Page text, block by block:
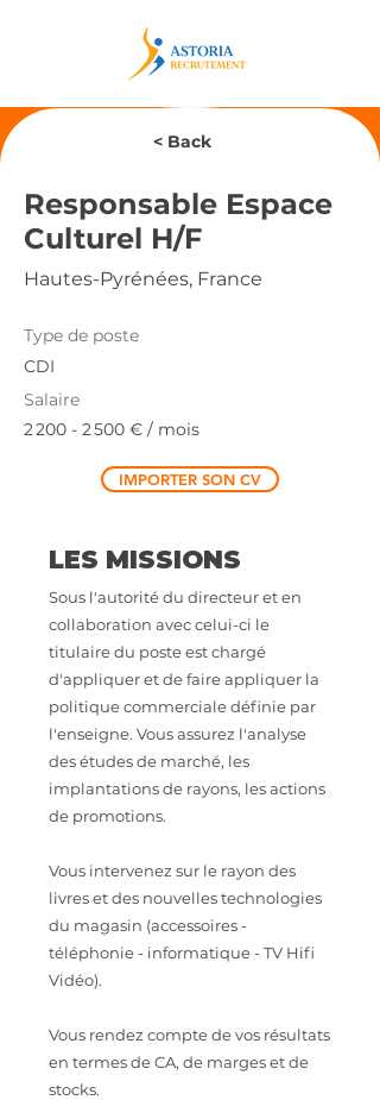
< Back
Responsable Espace
Culturel H/F
Hautes-Pyrénées, France
Type de poste
CDI
Salaire
2 200 - 2 500 € / mois
IMPORTER SON CV
LES MISSIONS
Sous l'autorité du directeur et en
collaboration avec celui-ci le
titulaire du poste est chargé
d'appliquer et de faire appliquer la
politique commerciale définie par
l'enseigne. Vous assurez l'analyse
des études de marché, les
implantations de rayons, les actions
de promotions.
Vous intervenez sur le rayon des
livres et des nouvelles technologies
du magasin (accessoires -
téléphonie - informatique - TV Hifi
Vidéo).
Vous rendez compte de vos résultats
en termes de CA, de marges et de
stocks.